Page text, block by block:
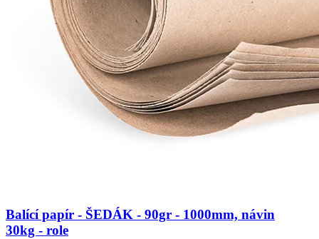
Balící papír - ŠEDÁK - 90gr - 1000mm, návin
30kg - role